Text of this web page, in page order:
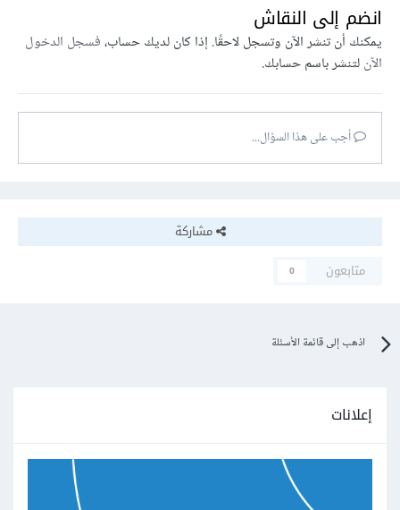
انضم إلى النقاش
يمكنك أن تنشر الآن وتسجل لاحقًا. إذا كان لديك حساب،فسجل الدخول
الآنلتنشر باسم حسابك.
أجب على هذا السؤال...
مشاركة
متابعون
0
اذهب إلى قائمة الأسئلة
إعلانات